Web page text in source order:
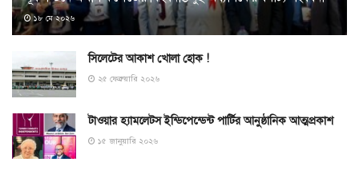
১৮ মে ২০২৬
সিলেটের আকাশ খোলা হোক !
২৫ ফেব্রুয়ারি ২০২৬
টাওয়ার হ্যামলেটস ইন্ডিপেন্ডেন্ট পার্টির আনুষ্ঠানিক আত্মপ্রকাশ
১৫ জানুয়ারি ২০২৬